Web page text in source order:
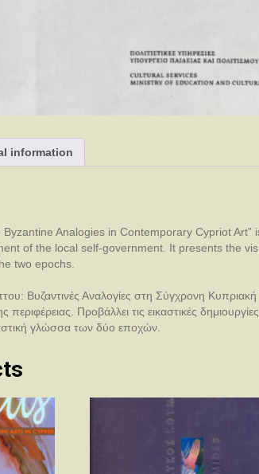
information
Byzantine Analogies in Contemporary Cypriot
of the local self-government. It presents the
two epochs.
Βυζαντινές Αναλογίες στη Σύγχρονη Κυπριακή
Προβάλλει τις εικαστικές
γλώσσα των δύο εποχών.